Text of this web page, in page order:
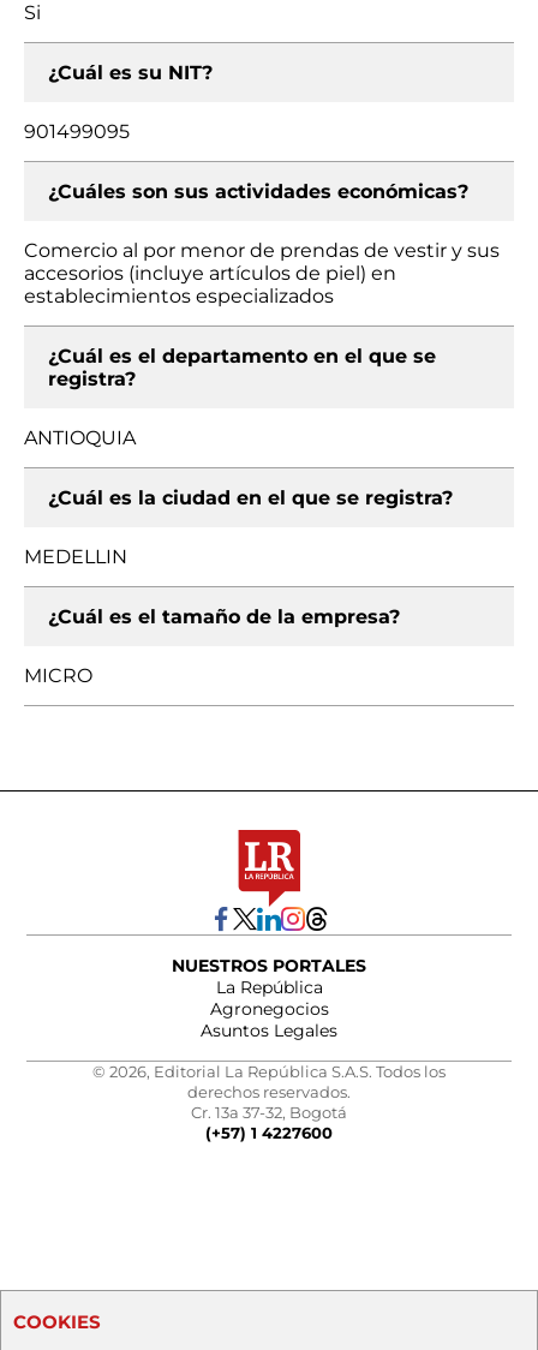
Si
¿Cuál es su NIT?
901499095
¿Cuáles son sus actividades económicas?
Comercio al por menor de prendas de vestir y sus
accesorios (incluye artículos de piel) en
establecimientos especializados
¿Cuál es el departamento en el que se
registra?
ANTIOQUIA
¿Cuál es la ciudad en el que se registra?
MEDELLIN
¿Cuál es el tamaño de la empresa?
MICRO
NUESTROS PORTALES
La República
Agronegocios
Asuntos Legales
© 2026, Editorial La República S.A.S. Todos los
derechos reservados.
Cr. 13a 37-32, Bogotá
(+57) 1 4227600
COOKIES